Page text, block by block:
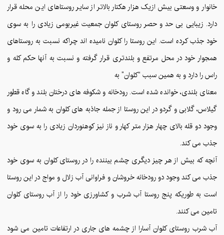
خانوار و وسعتی بیش ازیک هزار هکتار بالاتر از سایر روستاهای این محله قرار
دارد. زیبایی بی حد و حصر روستای کلوان جمعیت غیربومی زیادی را به سوی
خود جذب کرده است. این روستا را کلوان نامیده اند چراکه نسبت به روستاهای
همجوار خود در محل مرتفع و بلندتری قرار گرفته و نسبت به آنها حکم کله و
راس را دارد و به همین سبب “کلوان” به
معنای بلندی، خوانده شده است. رودخانه و شکوفه های درختان بلند و گاه قطور
گیلاس، گلابی و گردو در این روستا از جمله جاذبه های کلوان به شمار می رود و
وجود دو قله بالای چهار هزار متر کهار و ناز نیز کوهنوردان زیادی را به سوی خود
جذب می کند.
آنچه که بیش از هر چیز دیگری چشم بیننده را در روستای کلوان به سوی خود
جذب می کند وجود دو رودخانه خروشان و فراوانی آب زلال و مواج در این روستا
است به طوریکه پنج روستا آب شرب و کشاورزی خود را از آب روستای کلوان
تامین می کنند.
آب شرب روستای کلوان آسارا از چشمه های جاری در ارتفاعات تامین می شود